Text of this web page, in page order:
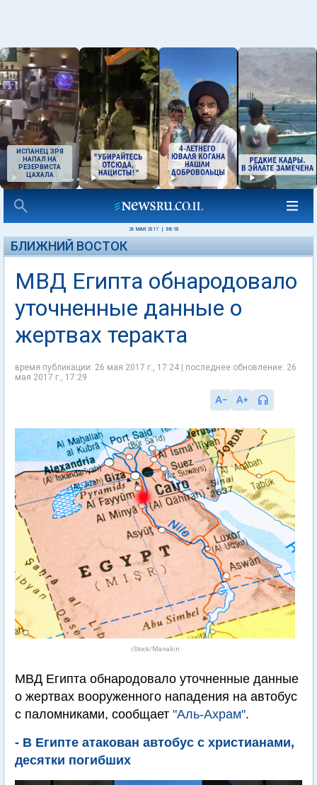
ИСПАНЕЦ ЗРЯ
НАПАЛ НА
РЕЗЕРВИСТА
ЦАХАЛА
26 МАЯ 2017 06:10
БЛИЖНИЙ ВОСТОК
МВД Египта обнародовало
уточненные данные о
жертвах теракта
время публикации: 26 мая 2017 г., 17:24 | последнее обновление: 26
мая 2017 г., 17:29
iStock/Manakin
МВД Египта обнародовало уточненные данные
о жертвах вооруженного нападения на автобус
с паломниками, сообщает "Аль-Ахрам".
- В Египте атакован автобус с христианами,
десятки погибших